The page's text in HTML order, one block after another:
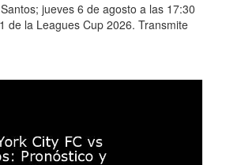
jueves 6 de agosto a las 17:30
de la Leagues Cup 2026. Transmite